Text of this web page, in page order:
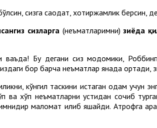
сизга саодат, хотиржамлик берсин,
сизларга (неъматларимни) зиёда
ваъда! Бу дегани сиз модомики,
бор барча неъматлар янада ортади,
кўнгил таскини истаган одам учун
хўп неъматларни устидан сочиб
маломат қилиб яшайди. Атрофга